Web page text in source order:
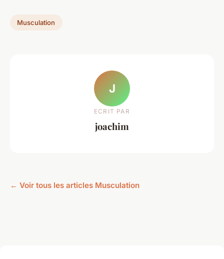
Musculation
J
ECRIT PAR
joachim
← Voir tous les articles Musculation